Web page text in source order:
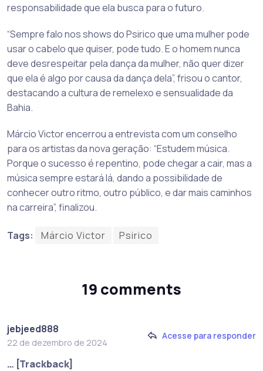
responsabilidade que ela busca para o futuro.
“Sempre falo nos shows do Psirico que uma mulher pode
usar o cabelo que quiser, pode tudo. E o homem nunca
deve desrespeitar pela dança da mulher, não quer dizer
que ela é algo por causa da dança dela”, frisou o cantor,
destacando a cultura de remelexo e sensualidade da
Bahia.
Márcio Victor encerrou a entrevista com um conselho
para os artistas da nova geração: “Estudem música.
Porque o sucesso é repentino, pode chegar a cair, mas a
música sempre estará lá, dando a possibilidade de
conhecer outro ritmo, outro público, e dar mais caminhos
na carreira”, finalizou.
Tags: Márcio Victor Psirico
19 comments
jebjeed888
22 de dezembro de 2024
Acesse para responder
… [Trackback]